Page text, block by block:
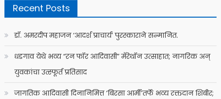
Recent Posts
डॉ. अमरदीप महाजन ‘आदर्श प्राचार्य’ पुरस्काराने सन्मानित.
धडगाव येथे भव्य “रन फॉर आदिवासी” मॅरेथॉन उत्साहात; नागरिक अन्
युवकांचा उत्स्फूर्त प्रतिसाद
जागतिक आदिवासी दिनानिमित्त ‘बिरसा आर्मी’तर्फे भव्य रक्तदान शिबीर;